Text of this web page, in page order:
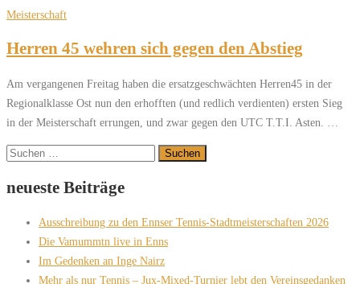
Meisterschaft
Herren 45 wehren sich gegen den Abstieg
Am vergangenen Freitag haben die ersatzgeschwächten Herren45 in der
Regionalklasse Ost nun den erhofften (und redlich verdienten) ersten Sieg
in der Meisterschaft errungen, und zwar gegen den UTC T.T.I. Asten. …
Suchen
neueste Beiträge
Ausschreibung zu den Ennser Tennis-Stadtmeisterschaften 2026
Die Vamummtn live in Enns
Im Gedenken an Inge Nairz
Mehr als nur Tennis – Jux-Mixed-Turnier lebt den Vereinsgedanken